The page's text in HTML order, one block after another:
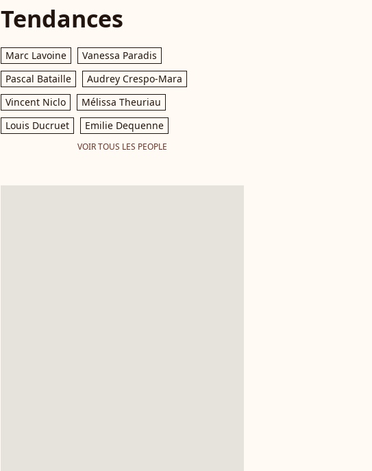
Tendances
Marc Lavoine
Vanessa Paradis
Pascal Bataille
Audrey Crespo-Mara
Vincent Niclo
Mélissa Theuriau
Louis Ducruet
Emilie Dequenne
VOIR TOUS LES PEOPLE